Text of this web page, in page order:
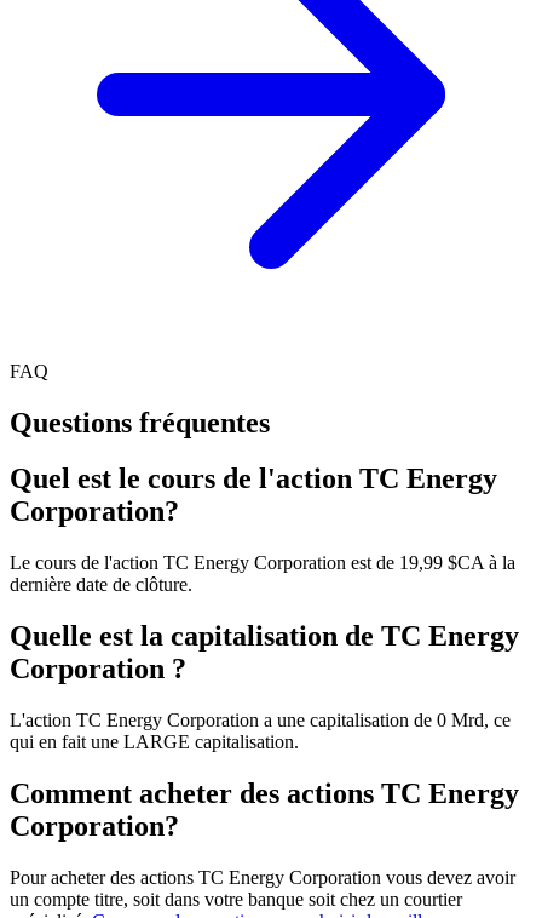
FAQ
Questions fréquentes
Quel est le cours de l'action TC Energy
Corporation?
Le cours de l'action TC Energy Corporation est de 19,99 $CA à la
dernière date de clôture.
Quelle est la capitalisation de TC Energy
Corporation ?
L'action TC Energy Corporation a une capitalisation de 0 Mrd, ce
qui en fait une LARGE capitalisation.
Comment acheter des actions TC Energy
Corporation?
Pour acheter des actions TC Energy Corporation vous devez avoir
un compte titre, soit dans votre banque soit chez un courtier